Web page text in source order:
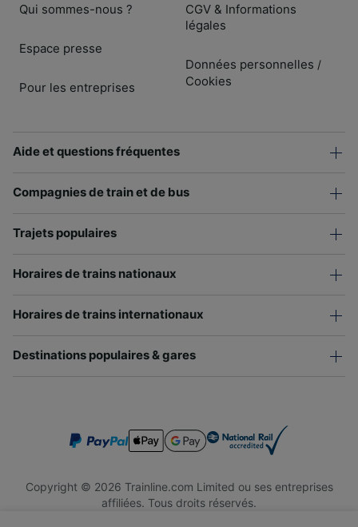
Qui sommes-nous ?
Espace presse
Pour les entreprises
CGV & Informations
légales
Données personnelles /
Cookies
Aide et questions fréquentes
Compagnies de train et de bus
Trajets populaires
Horaires de trains nationaux
Horaires de trains internationaux
Destinations populaires & gares
Copyright © 2026 Trainline.com Limited ou ses entreprises
affiliées. Tous droits réservés.